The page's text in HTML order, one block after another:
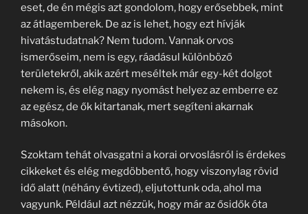
eset, de én mégis azt gondolom, hogy erősebbek, mint
az átlagemberek. De az is lehet, hogy ezt hívják
hivatástudatnak? Nem tudom. Vannak orvos
ismerőseim, nem is egy, ráadásul különböző
területekről, akik azért meséltek már egy-két dolgot
nekem is, és elég nagy nyomást helyez az emberre ez
az egész, de ők kitartanak, mert segíteni akarnak
másokon.
Szoktam tehát olvasgatni a korai orvoslásról is érdekes
cikkeket és elég megdöbbentő, hogy viszonylag rövid
idő alatt (néhány évtized), eljutottunk oda, ahol ma
vagyunk. Például azt nézzük, hogy már az ősidők óta